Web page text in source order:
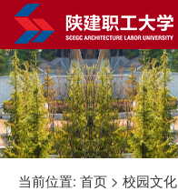
当前位置: 首页 > 校园文化